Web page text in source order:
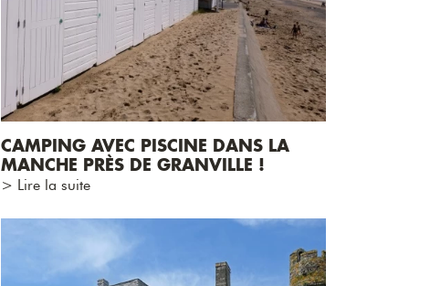
CAMPING AVEC PISCINE DANS LA
MANCHE PRÈS DE GRANVILLE !
> Lire la suite